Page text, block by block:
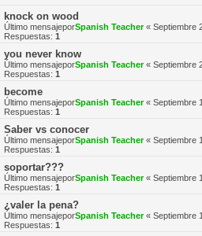
knock on wood
Último mensajeporSpanish Teacher« Septiembre
Respuestas: 1
you never know
Último mensajeporSpanish Teacher« Septiembre
Respuestas: 1
become
Último mensajeporSpanish Teacher« Septiembre
Respuestas: 1
Saber vs conocer
Último mensajeporSpanish Teacher« Septiembre
Respuestas: 1
soportar???
Último mensajeporSpanish Teacher« Septiembre
Respuestas: 1
¿valer la pena?
Último mensajeporSpanish Teacher« Septiembre
Respuestas: 1